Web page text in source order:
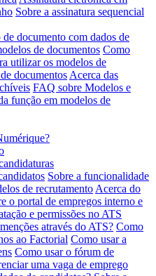
Sobre a assinatura sequencial
documento com dados de
de documentos Como
utilizar os modelos de
documentos Acerca das
FAQ sobre Modelos e
função em modelos de
Sobre a funcionalidade
de recrutamento Acerca do
o portal de empregos interno e
e permissões no ATS
através do ATS? Como
ao Factorial Como usar a
Como usar o fórum de
uma vaga de emprego